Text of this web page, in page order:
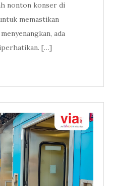
nonton konser di
memastikan
ada
[…]